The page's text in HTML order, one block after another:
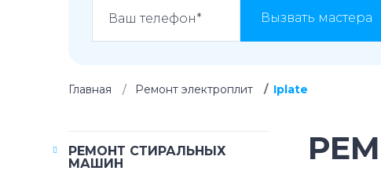
Вызвать мастера
Главная Ремонт электроплит Iplate
РЕМОНТ СТИРАЛЬНЫХ
МАШИН